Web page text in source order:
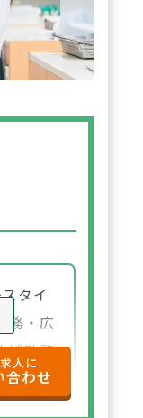
タイ
務・広
域勤務
ご自
選ぶこ
人に
合わせ